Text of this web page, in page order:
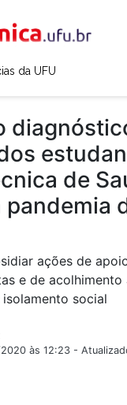
da UFU
de
pandemia
ações de
e de acolhimento
social
às 12:23 -